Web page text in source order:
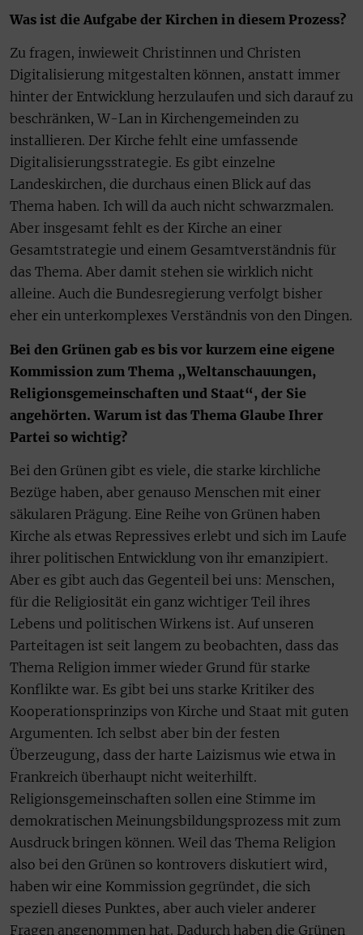
Was ist die Aufgabe der Kirchen in diesem Prozess?
Zu fragen, inwieweit Christinnen und Christen
Digitalisierung mitgestalten können, anstatt immer
hinter der Entwicklung herzulaufen und sich darauf zu
beschränken, W-Lan in Kirchengemeinden zu
installieren. Der Kirche fehlt eine umfassende
Digitalisierungsstrategie. Es gibt einzelne
Landeskirchen, die durchaus einen Blick auf das
Thema haben. Ich will da auch nicht schwarzmalen.
Aber insgesamt fehlt es der Kirche an einer
Gesamtstrategie und einem Gesamtverständnis für
das Thema. Aber damit stehen sie wirklich nicht
alleine. Auch die Bundesregierung verfolgt bisher
eher ein unterkomplexes Verständnis von den Dingen.
Bei den Grünen gab es bis vor kurzem eine eigene
Kommission zum Thema „Weltanschauungen,
Religionsgemeinschaften und Staat“, der Sie
angehörten. Warum ist das Thema Glaube Ihrer
Partei so wichtig?
Bei den Grünen gibt es viele, die starke kirchliche
Bezüge haben, aber genauso Menschen mit einer
säkularen Prägung. Eine Reihe von Grünen haben
Kirche als etwas Repressives erlebt und sich im Laufe
ihrer politischen Entwicklung von ihr emanzipiert.
Aber es gibt auch das Gegenteil bei uns: Menschen,
für die Religiosität ein ganz wichtiger Teil ihres
Lebens und politischen Wirkens ist. Auf unseren
Parteitagen ist seit langem zu beobachten, dass das
Thema Religion immer wieder Grund für starke
Konflikte war. Es gibt bei uns starke Kritiker des
Kooperationsprinzips von Kirche und Staat mit guten
Argumenten. Ich selbst aber bin der festen
Überzeugung, dass der harte Laizismus wie etwa in
Frankreich überhaupt nicht weiterhilft.
Religionsgemeinschaften sollen eine Stimme im
demokratischen Meinungsbildungsprozess mit zum
Ausdruck bringen können. Weil das Thema Religion
also bei den Grünen so kontrovers diskutiert wird,
haben wir eine Kommission gegründet, die sich
speziell dieses Punktes, aber auch vieler anderer
Fragen angenommen hat. Dadurch haben die Grünen